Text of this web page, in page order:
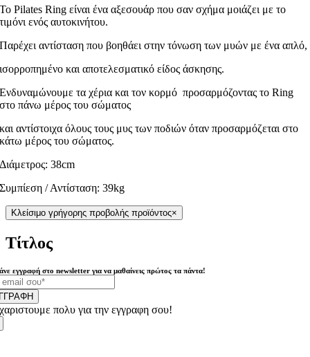
To Pilates Ring είναι ένα αξεσουάρ που σαν σχήμα μοιάζει με το
τιμόνι ενός αυτοκινήτου.
Παρέχει αντίσταση που βοηθάει στην τόνωση των μυών με ένα απλό,
ισορροπημένο και αποτελεσματικό είδος άσκησης.
Ενδυναμώνουμε τα χέρια και τον κορμό προσαρμόζοντας το Ring
στο πάνω μέρος του σώματος
και αντίστοιχα όλους τους μυς των ποδιών όταν προσαρμόζεται στο
κάτω μέρος του σώματος.
Διάμετρος: 38cm
Συμπίεση / Αντίσταση: 39kg
Κλείσιμο γρήγορης προβολής προϊόντος×
Τίτλος
εγγραφή στο newsletter για να μαθαίνεις πρώτος τα πάντα!
πολυ για την εγγραφη σου!